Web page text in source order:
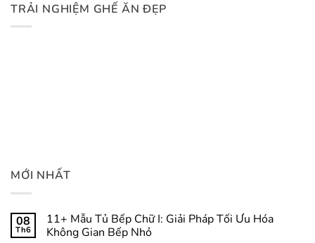
TRẢI NGHIỆM GHẾ ĂN ĐẸP
MỚI NHẤT
08
Th6
11+ Mẫu Tủ Bếp Chữ I: Giải Pháp Tối Ưu Hóa
Không Gian Bếp Nhỏ